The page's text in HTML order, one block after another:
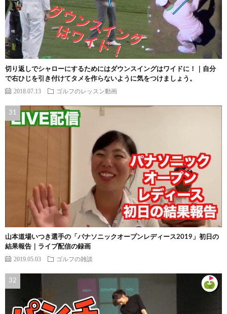
切り返しでシャローにするためにはダウンスイングはワイドに！｜自分
で右ひじを引き付けてタメを作らないように気をつけましょう。
2018.07.13 ゴルフのレッスン動画
山本道場いつき選手の「パナソニックオープンレディース2019」初日の
結果報告｜ライブ配信の録画
2019.05.03 ゴルフの雑談